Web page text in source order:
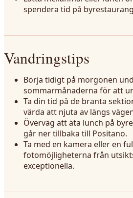
spendera tid på
Vandringstips
Börja tidigt på morgonen
sommarmånaderna för att
Ta din tid på de branta
värda att njuta av längs
Överväg att äta lunch på
går ner tillbaka till Positano.
Ta med en kamera eller en
fotomöjligheterna från
exceptionella.